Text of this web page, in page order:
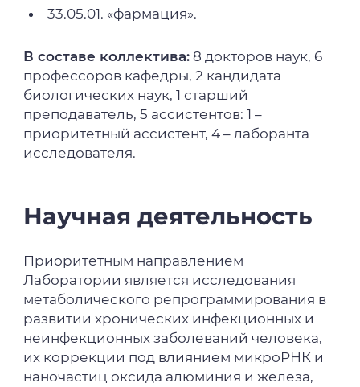
33.05.01. «фармация».
В составе коллектива: 8 докторов наук, 6
профессоров кафедры, 2 кандидата
биологических наук, 1 старший
преподаватель, 5 ассистентов: 1 –
приоритетный ассистент, 4 – лаборанта
исследователя.
Научная деятельность
Приоритетным направлением
Лаборатории является исследования
метаболического репрограммирования в
развитии хронических инфекционных и
неинфекционных заболеваний человека,
их коррекции под влиянием микроРНК и
наночастиц оксида алюминия и железа,